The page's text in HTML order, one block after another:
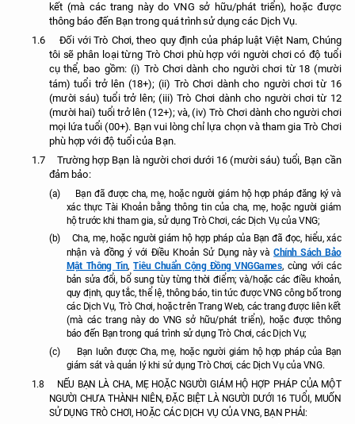
kết (mà các trang này do VNG sở hữu/phát triển), hoặc được
thông báo đến Bạn trong quá trình sử dụng các Dịch Vụ.
1.6 Đối với Trò Chơi, theo quy định của pháp luật Việt Nam, Chúng
tôi sẽ phân loại từng Trò Chơi phù hợp với người chơi có độ tuổi
cụ thể, bao gồm: (i) Trò Chơi dành cho người chơi từ 18 (mười
tám) tuổi trở lên (18+); (ii) Trò Chơi dành cho người chơi từ 16
(mười sáu) tuổi trở lên; (iii) Trò Chơi dành cho người chơi từ 12
(mười hai) tuổi trở lên (12+); và, (iv) Trò Chơi dành cho người chơi
mọi lứa tuổi (00+). Bạn vui lòng chỉ lựa chọn và tham gia Trò Chơi
phù hợp với độ tuổi của Bạn.
1.7 Trường hợp Bạn là người chơi dưới 16 (mười sáu) tuổi, Bạn cần
đảm bảo:
(a)
Bạn đã được cha, mẹ, hoặc người giám hộ hợp pháp đăng ký và
xác thực Tài Khoản bằng thông tin của cha, mẹ, hoặc người giám
hộ trước khi tham gia, sử dụng Trò Chơi, các Dịch Vụ của VNG;
(b)
Cha, mẹ, hoặc người giám hộ hợp pháp của Bạn đã đọc, hiểu, xác
nhận và đồng ý với Điều Khoản Sử Dụng này vàChính Sách Bảo
Mật Thông Tin,Tiêu Chuẩn Cộng Đồng VNGGames, cùng với các
bản sửa đổi, bổ sung tùy từng thời điểm; và/hoặc các điều khoản,
quy định, quy tắc, thể lệ, thông báo, tin tức được VNG công bố trong
các Dịch Vụ, Trò Chơi, hoặc trên Trang Web, các trang được liên kết
(mà các trang này do VNG sở hữu/phát triển), hoặc được thông
báo đến Bạn trong quá trình sử dụng Trò Chơi, các Dịch Vụ;
(c)
Bạn luôn được Cha, mẹ, hoặc người giám hộ hợp pháp của Bạn
giám sát và quản lý khi sử dụng Trò Chơi, các Dịch Vụ của VNG.
1.8
NẾU BẠN LÀ CHA, MẸ HOẶC NGƯỜI GIÁM HỘ HỢP PHÁP CỦA MỘT
NGƯỜI CHƯA THÀNH NIÊN, ĐẶC BIỆT LÀ NGƯỜI DƯỚI 16 TUỔI, MUỐN
SỬ DỤNG TRÒ CHƠI, HOẶC CÁC DỊCH VỤ CỦA VNG, BẠN PHẢI: